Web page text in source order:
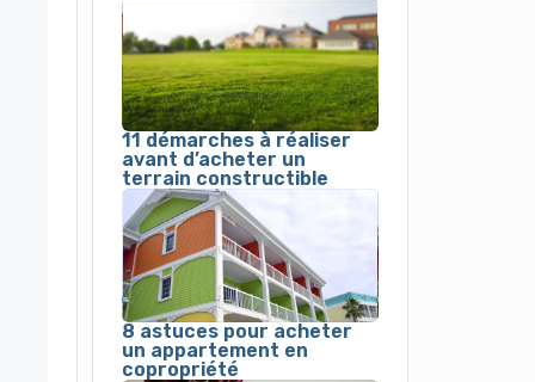
11 démarches à réaliser
avant d’acheter un
terrain constructible
8 astuces pour acheter
un appartement en
copropriété